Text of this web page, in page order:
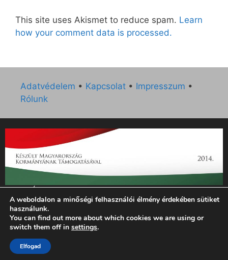
This site uses Akismet to reduce spam. Learn
how your comment data is processed.
Adatvédelem • Kapcsolat • Impresszum •
Rólunk
„Az Új Ember katolikus hetilap 2014. évi működésének
támogatását az EGYH-KCP-14-P-0121 sz. támogatási
szerződés keretében 3 000 000 Ft összegben támogatta az
Emberi Erőforrások Minisztériuma.”
© 2026 Magyar Kurír - Új Ember
A weboldalon a minőségi felhasználói élmény érdekében sütiket
használunk.
You can find out more about which cookies we are using or
switch them off in settings.
Elfogad